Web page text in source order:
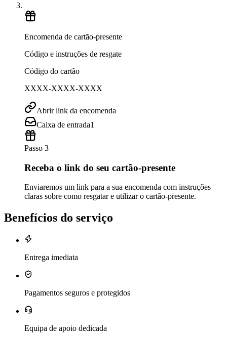
Encomenda de cartão-presente
Código e instruções de resgate
Código do cartão
XXXX-XXXX-XXXX
Abrir link da encomenda
Caixa de entrada1
Passo 3
Receba o link do seu cartão-presente
Enviaremos um link para a sua encomenda com instruções
claras sobre como resgatar e utilizar o cartão-presente.
Benefícios do serviço
Entrega imediata
Pagamentos seguros e protegidos
Equipa de apoio dedicada